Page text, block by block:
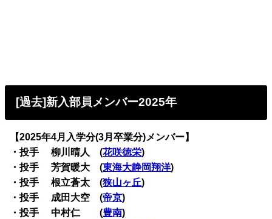
[過去]新入部員メンバー2025年
【2025年4月入学分(3月卒業分)メンバー】
・投手 柳川晴人 (花咲徳栄)
・投手 芳賀暖大 (東海大静岡翔洋)
・投手 根立蒼太 (狭山ヶ丘)
・投手 成田大空 (帝京)
・投手 中村仁 (豊南)